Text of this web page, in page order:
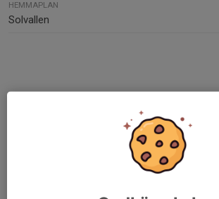
HEMMAPLAN
Solvallen